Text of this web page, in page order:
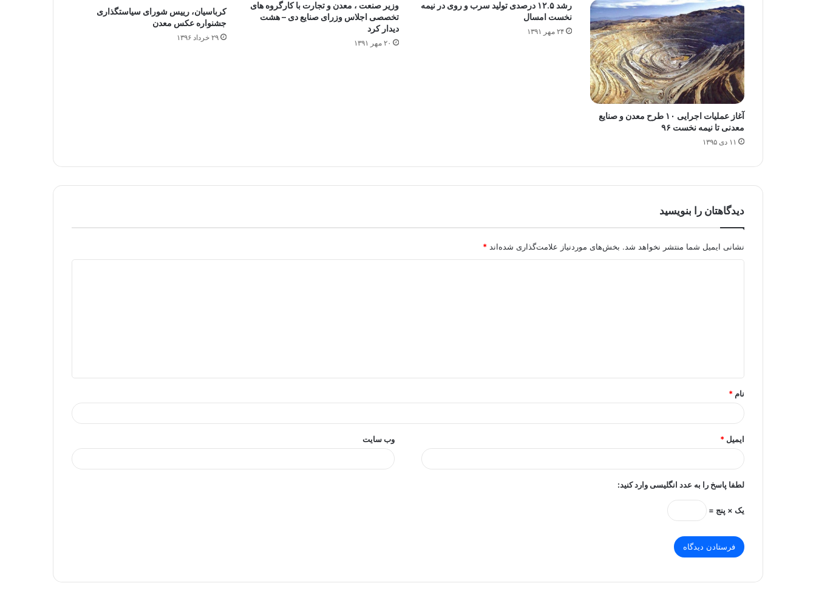
آغاز عملیات اجرایی ۱۰ طرح معدن و صنایع
معدنی تا نیمه نخست ۹۶
۱۱ دی ۱۳۹۵
رشد ۱۲.۵ درصدی تولید سرب و روی در نیمه
نخست امسال
۲۴ مهر ۱۳۹۱
وزیر صنعت ، معدن و تجارت با کارگروه های
تخصصی اجلاس وزرای صنایع دی – هشت
دیدار کرد
۲۰ مهر ۱۳۹۱
کرباسیان، رییس شورای سیاستگذاری
جشنواره عکس معدن
۲۹ خرداد ۱۳۹۶
دیدگاهتان را بنویسید
نشانی ایمیل شما منتشر نخواهد شد. بخش‌های موردنیاز علامت‌گذاری شده‌اند *
*
نام *
ایمیل * وب‌ سایت
لطفا پاسخ را به عدد انگلیسی وارد کنید:
یک × پنج =